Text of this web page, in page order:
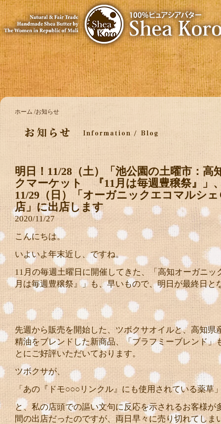
ホーム お知らせ
明日！11/28（土）「池公園の土曜市：高
クマーケット 『11月は毎週豊穣祭』」
11/29（日）「オーガニックエコマルシ
店」に出店します
2020/11/27
こんにちは。
いよいよ年末近し、ですね。
11月の毎週土曜日に開催してきた、「高知オーガニッ
月は毎週豊穣祭』」も、早いもので、明日が最終日と
先週から販売を開始した、ツボクサオイルと、高知県
精油をブレンドした新商品、「ブラフミーブレンド」
とにご好評いただいております。
ツボクサが、
「あの『ドモ○○○リンクル』にも使用されている薬草
と、私の店頭での謳い文句に反応を示されるお客様が
間の出店だったのですが、両日早々に売り切れてしま